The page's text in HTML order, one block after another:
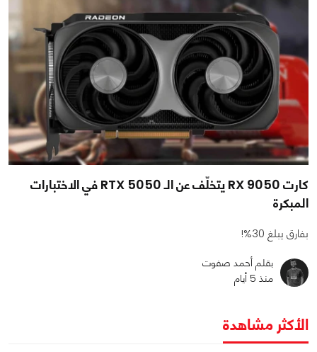
كارت RX 9050 يتخلّف عن الـ RTX 5050 في الاختبارات
المبكرة
بفارق يبلغ 30%!
بقلم أحمد صفوت
منذ 5 أيام
الأكثر مشاهدة